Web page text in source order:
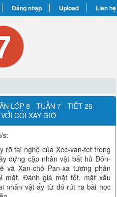
Đăng nhập Upload Liên hệ
LỚP 8 - TUẦN 7 - TIẾT 26 -
CỐI XAY GIÓ
s:
rõ tài nghệ của Xec-van-tet trong
dựng cặp nhân vật bất hủ Đôn-
và Xan-chô Pan-xa tương phản
mặt. Đánh giá mặt tốt, mặt xấu
nhân vật ấy từ đó rút ra bài học